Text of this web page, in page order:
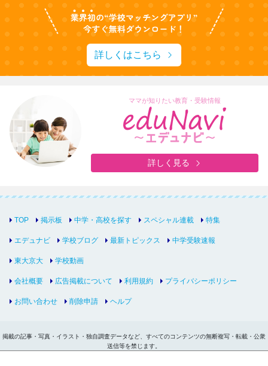
詳しくはこちら
ママが知りたい教育・受験情報
詳しく見る
TOP 掲示板 中学・高校を探す スペシャル連載 特集
エデュナビ 学校ブログ 最新トピックス 中学受験速報
東大京大 学校動画
会社概要 広告掲載について 利用規約 プライバシーポリシー
お問い合わせ 削除申請 ヘルプ
掲載の記事・写真・イラスト・独自調査データなど、すべてのコンテンツの無断複写・転載・公衆
送信等を禁じます。